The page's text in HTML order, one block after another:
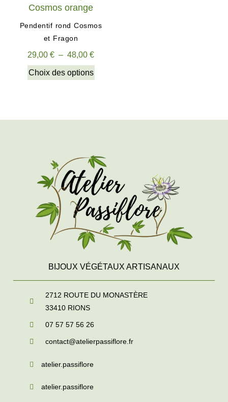
Pendentif rond Cosmos
et Fragon
29,00 € – 48,00 €
Choix des options
BIJOUX VÉGÉTAUX ARTISANAUX
2712 ROUTE DU MONASTÈRE
33410 RIONS
07 57 57 56 26
contact@atelierpassiflore.fr
atelier.passiflore
atelier.passiflore